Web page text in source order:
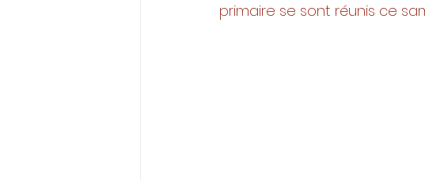
primaire se sont réunis ce